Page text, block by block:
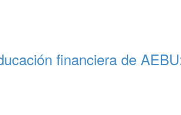
financiera de